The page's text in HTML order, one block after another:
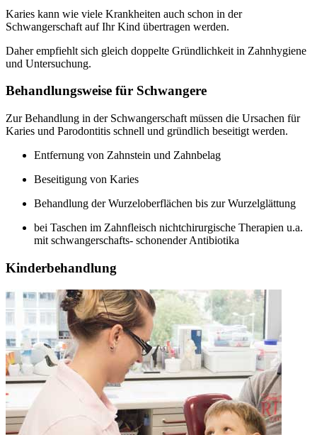
Karies kann wie viele Krankheiten auch schon in der
Schwangerschaft auf Ihr Kind übertragen werden.
Daher empfiehlt sich gleich doppelte Gründlichkeit in Zahnhygiene
und Untersuchung.
Behandlungsweise für Schwangere
Zur Behandlung in der Schwangerschaft müssen die Ursachen für
Karies und Parodontitis schnell und gründlich beseitigt werden.
Entfernung von Zahnstein und Zahnbelag
Beseitigung von Karies
Behandlung der Wurzeloberflächen bis zur Wurzelglättung
bei Taschen im Zahnfleisch nichtchirurgische Therapien u.a.
mit schwangerschafts- schonender Antibiotika
Kinderbehandlung